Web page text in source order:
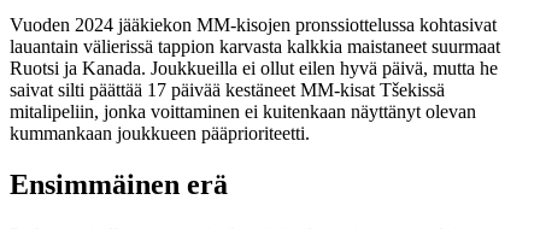
Vuoden 2024 jääkiekon MM-kisojen pronssiottelussa kohtasivat
lauantain välierissä tappion karvasta kalkkia maistaneet suurmaat
Ruotsi ja Kanada. Joukkueilla ei ollut eilen hyvä päivä, mutta he
saivat silti päättää 17 päivää kestäneet MM-kisat Tšekissä
mitalipeliin, jonka voittaminen ei kuitenkaan näyttänyt olevan
kummankaan joukkueen pääprioriteetti.
Ensimmäinen erä